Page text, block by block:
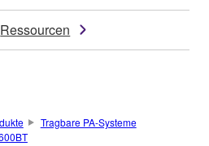
Ressourcen
Tragbare PA-Systeme